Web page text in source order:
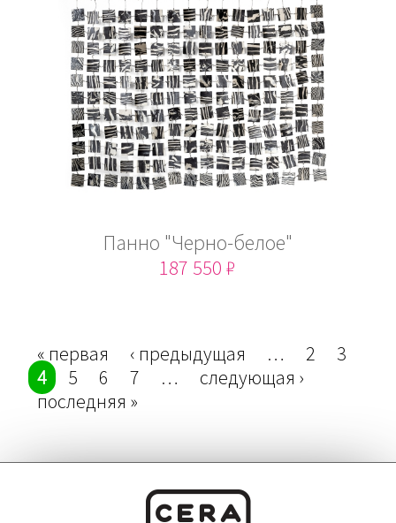
Панно "Черно-белое"
187 550 ₽
« первая
‹ предыдущая … 2
3
4
5 6 7 …
следующая ›
последняя »